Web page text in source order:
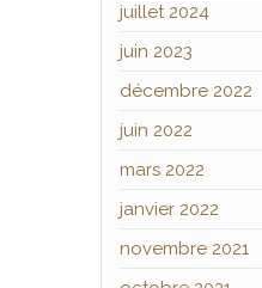
juillet 2024
juin 2023
décembre 2022
juin 2022
mars 2022
janvier 2022
novembre 2021